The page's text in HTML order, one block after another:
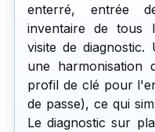
enterré, entrée
inventaire de tous
visite de
une harmonisation
profil de clé pour
de passe), ce qui
Le diagnostic sur